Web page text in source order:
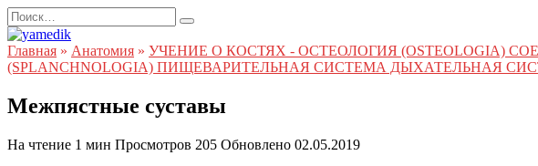
Перейти
к
содержанию
Search
for:
Главная » Анатомия » УЧЕНИЕ О КОСТЯХ - ОСТЕОЛОГИЯ
(SPLANCHNOLOGIA) ПИЩЕВАРИТЕЛЬНАЯ СИСТЕМА ДЫХАТЕЛЬНАЯ
Межпястные суставы
На чтение 1 мин Просмотров 205 Обновлено 02.05.2019